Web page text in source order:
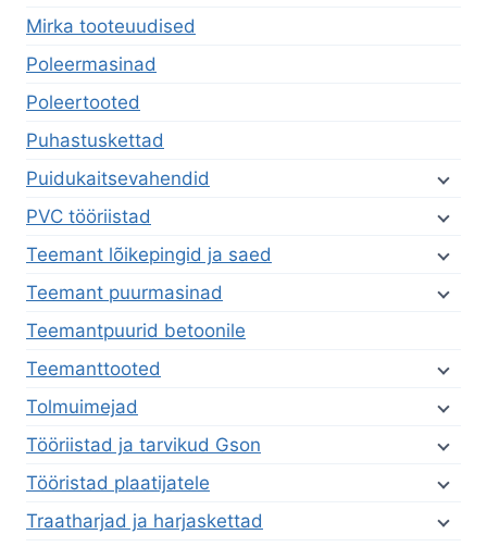
Mirka tooteuudised
Poleermasinad
Poleertooted
Puhastuskettad
Puidukaitsevahendid
PVC tööriistad
Teemant lõikepingid ja saed
Teemant puurmasinad
Teemantpuurid betoonile
Teemanttooted
Tolmuimejad
Tööriistad ja tarvikud Gson
Tööristad plaatijatele
Traatharjad ja harjaskettad